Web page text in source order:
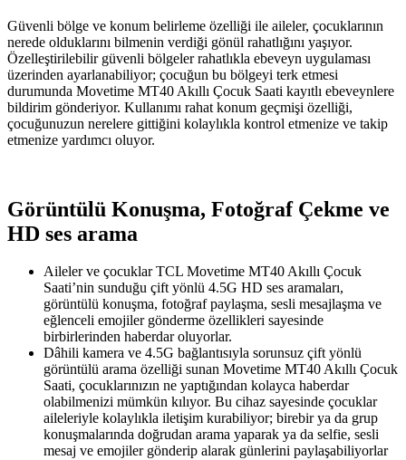
Güvenli bölge ve konum belirleme özelliği ile aileler, çocuklarının
nerede olduklarını bilmenin verdiği gönül rahatlığını yaşıyor.
Özelleştirilebilir güvenli bölgeler rahatlıkla ebeveyn uygulaması
üzerinden ayarlanabiliyor; çocuğun bu bölgeyi terk etmesi
durumunda Movetime MT40 Akıllı Çocuk Saati kayıtlı ebeveynlere
bildirim gönderiyor. Kullanımı rahat konum geçmişi özelliği,
çocuğunuzun nerelere gittiğini kolaylıkla kontrol etmenize ve takip
etmenize yardımcı oluyor.
Görüntülü Konuşma, Fotoğraf Çekme ve
HD ses arama
Aileler ve çocuklar TCL Movetime MT40 Akıllı Çocuk
Saati’nin sunduğu çift yönlü 4.5G HD ses aramaları,
görüntülü konuşma, fotoğraf paylaşma, sesli mesajlaşma ve
eğlenceli emojiler gönderme özellikleri sayesinde
birbirlerinden haberdar oluyorlar.
Dâhili kamera ve 4.5G bağlantısıyla sorunsuz çift yönlü
görüntülü arama özelliği sunan Movetime MT40 Akıllı Çocuk
Saati, çocuklarınızın ne yaptığından kolayca haberdar
olabilmenizi mümkün kılıyor. Bu cihaz sayesinde çocuklar
aileleriyle kolaylıkla iletişim kurabiliyor; birebir ya da grup
konuşmalarında doğrudan arama yaparak ya da selfie, sesli
mesaj ve emojiler gönderip alarak günlerini paylaşabiliyorlar